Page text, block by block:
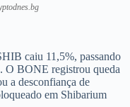
caiu 11,5%, passando
O BONE registrou queda
a desconfiança de
em Shibarium